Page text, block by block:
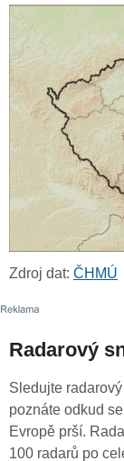
Zdroj dat: ČHMÚ
Radarový
Sledujte
poznáte odkud
Evropě prší.
100 radarů po